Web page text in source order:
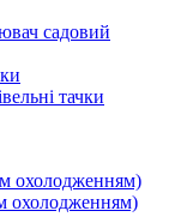
садовий
тачки
охолодженням)
охолодженням)